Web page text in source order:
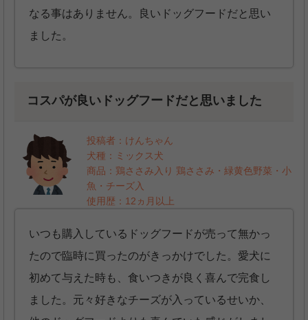
なる事はありません。良いドッグフードだと思い
ました。
コスパが良いドッグフードだと思いました
投稿者：けんちゃん
犬種：ミックス犬
商品：鶏ささみ入り 鶏ささみ・緑黄色野菜・小
魚・チーズ入
使用歴：12ヵ月以上
いつも購入しているドッグフードが売って無かっ
たので臨時に買ったのがきっかけでした。愛犬に
初めて与えた時も、食いつきが良く喜んで完食し
ました。元々好きなチーズが入っているせいか、